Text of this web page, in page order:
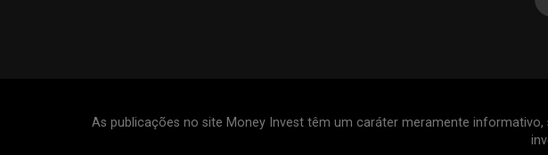
As publicações no site Money Invest têm um caráter meramente